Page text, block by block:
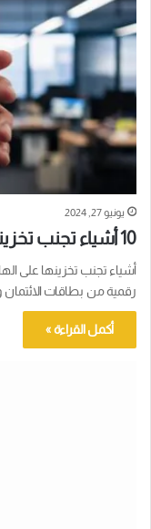
يونيو 27, 2024
10 أشياء تجنب تخزينها على الهاتف الذكي
أشياء تجنب تخزينها على
رقمية من بطاقات الائتمان
أكمل القراءة »